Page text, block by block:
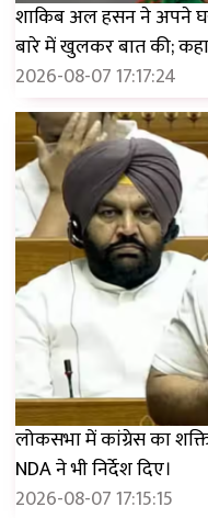
शाकिब अल हसन ने अपने
बारे में खुलकर बात की;
2026-08-07 17:17:24
लोकसभा में कांग्रेस का शक्ति
NDA ने भी निर्देश दिए।
2026-08-07 17:15:15